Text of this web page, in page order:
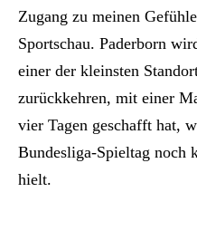
Zugang zu meinen
Sportschau. Paderborn
einer der kleinsten
zurückkehren, mit einer
vier Tagen geschafft hat,
Bundesliga-Spieltag noch
hielt.